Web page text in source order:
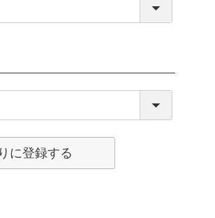
に登録する